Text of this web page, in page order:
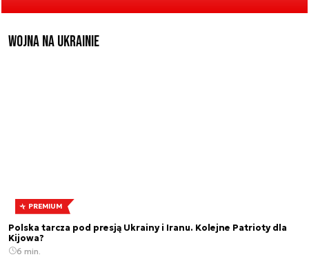
Wojna na Ukrainie
PREMIUM
Polska tarcza pod presją Ukrainy i Iranu. Kolejne Patrioty dla
Kijowa?
6 min.